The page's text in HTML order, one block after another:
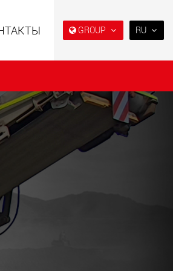
GROUP
прицепы
разработанные для
США
www.maxtrailer.us
средства с
аккумуляторным
и
от 5 т
RU
IT